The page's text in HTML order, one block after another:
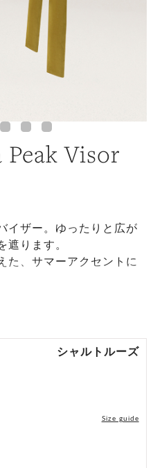
Visor
イザー。ゆったりと広が
遮ります。
た、サマーアクセントに
シャルトルーズ
Size guide